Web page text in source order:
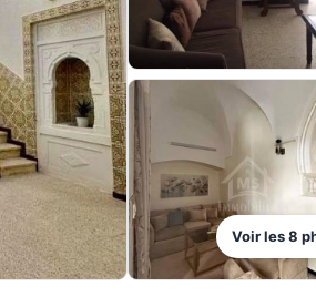
Voir les8